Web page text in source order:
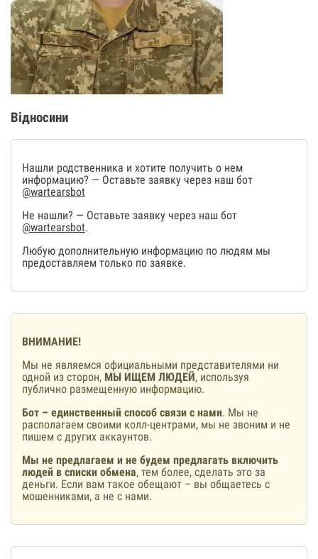
Відносини
Нашли родственника и хотите получить о нем
информацию? — Оставьте заявку через наш бот
@wartearsbot
Не нашли? — Оставьте заявку через наш бот
@wartearsbot.
Любую дополнительную информацию по людям мы
предоставляем только по заявке.
ВНИМАНИЕ!
Мы не являемся официальными представителями ни
одной из сторон, МЫ ИЩЕМ ЛЮДЕЙ, используя
публично размещенную информацию.
Бот – единственный способ связи с нами. Мы не
располагаем своими колл-центрами, мы не звоним и не
пишем с других аккаунтов.
Мы не предлагаем и не будем предлагать включить
людей в списки обмена, тем более, сделать это за
деньги. Если вам такое обещают – вы общаетесь с
мошенниками, а не с нами.